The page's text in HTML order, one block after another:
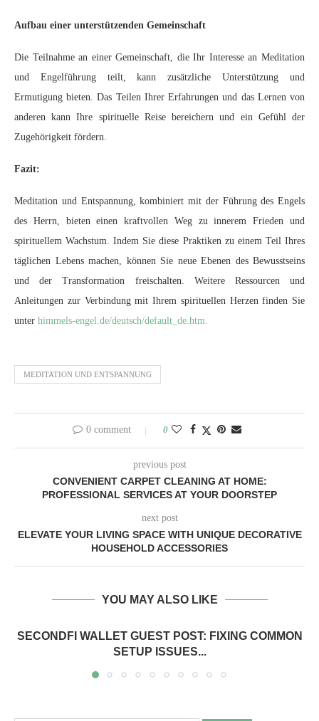
Aufbau einer unterstützenden Gemeinschaft
Die Teilnahme an einer Gemeinschaft, die Ihr Interesse an Meditation
und Engelführung teilt, kann zusätzliche Unterstützung und
Ermutigung bieten. Das Teilen Ihrer Erfahrungen und das Lernen von
anderen kann Ihre spirituelle Reise bereichern und ein Gefühl der
Zugehörigkeit fördern.
Fazit:
Meditation und Entspannung, kombiniert mit der Führung des Engels
des Herrn, bieten einen kraftvollen Weg zu innerem Frieden und
spirituellem Wachstum. Indem Sie diese Praktiken zu einem Teil Ihres
täglichen Lebens machen, können Sie neue Ebenen des Bewusstseins
und der Transformation freischalten. Weitere Ressourcen und
Anleitungen zur Verbindung mit Ihrem spirituellen Herzen finden Sie
unter himmels-engel.de/deutsch/default_de.htm.
MEDITATION UND ENTSPANNUNG
0 comment 0
previous post
CONVENIENT CARPET CLEANING AT HOME:
PROFESSIONAL SERVICES AT YOUR DOORSTEP
next post
ELEVATE YOUR LIVING SPACE WITH UNIQUE DECORATIVE
HOUSEHOLD ACCESSORIES
YOU MAY ALSO LIKE
SECONDFI WALLET GUEST POST: FIXING COMMON
SETUP ISSUES...